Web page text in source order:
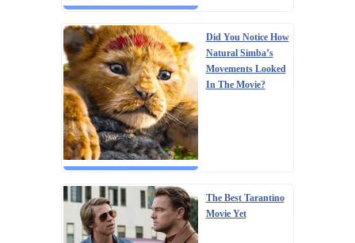
Did You Notice How
Natural Simba’s
Movements Looked
In The Movie?
The Best Tarantino
Movie Yet